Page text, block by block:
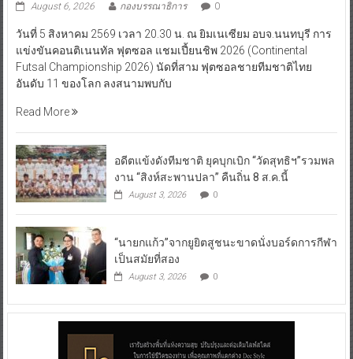
August 6, 2026 กองบรรณาธิการ 0
วันที่ 5 สิงหาคม 2569 เวลา 20.30 น. ณ ยิมเนเซียม อบจ.นนทบุรี การ
แข่งขันคอนติเนนทัล ฟุตซอล แชมเปี้ยนชิพ 2026 (Continental
Futsal Championship 2026) นัดที่สาม ฟุตซอลชายทีมชาติไทย
อันดับ 11 ของโลก ลงสนามพบกับ
Read More
อดีตแข้งดังทีมชาติ ยุคบุกเบิก “วัดสุทธิฯ”รวมพล
งาน “สิงห์สะพานปลา” คืนถิ่น 8 ส.ค.นี้
August 3, 2026 0
“นายกแก้ว”จากยูยิตสูชนะขาดนั่งบอร์ดการกีฬา
เป็นสมัยที่สอง
August 3, 2026 0